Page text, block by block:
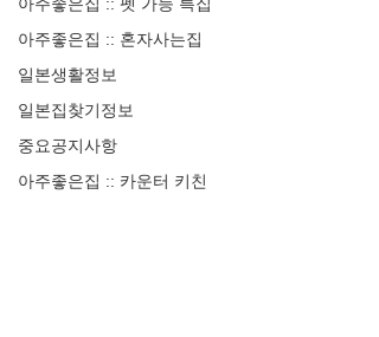
아주좋은집 :: 혼자사는집
일본생활정보
일본집찾기정보
중요공지사항
아주좋은집 :: 카운터 키친